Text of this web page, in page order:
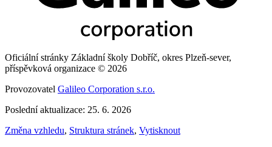
Oficiální stránky Základní školy Dobříč, okres Plzeň-sever,
příspěvková organizace © 2026
Provozovatel Galileo Corporation s.r.o.
Poslední aktualizace: 25. 6. 2026
Změna vzhledu, Struktura stránek, Vytisknout